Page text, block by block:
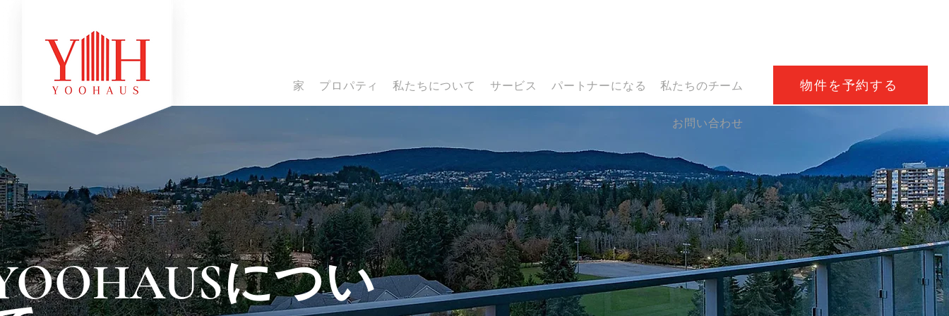
家 プロパティ 私たちについて サービス パートナーになる 私たちのチーム
お問い合わせ
物件を予約する
につい